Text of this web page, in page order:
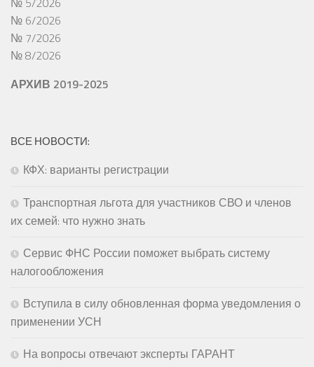
№ 6/2026
№ 7/2026
№ 8/2026
АРХИВ 2019-2025
ВСЕ НОВОСТИ:
КФХ: варианты регистрации
Транспортная льгота для участников СВО и членов
их семей: что нужно знать
Сервис ФНС России поможет выбрать систему
налогообложения
Вступила в силу обновленная форма уведомления о
применении УСН
На вопросы отвечают эксперты ГАРАНТ